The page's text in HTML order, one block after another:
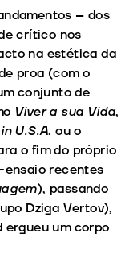
– dos
crítico nos
na estética da
proa (com o
conjunto de
Viver a sua Vida,
U.S.A. ou o
o fim do próprio
recentes
), passando
Dziga Vertov),
um corpo